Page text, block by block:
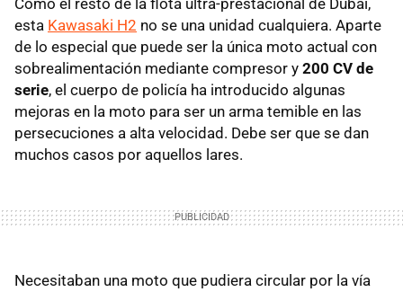
Como el resto de la flota ultra-prestacional de Dubai,
esta Kawasaki H2 no se una unidad cualquiera. Aparte
de lo especial que puede ser la única moto actual con
sobrealimentación mediante compresor y 200 CV de
serie, el cuerpo de policía ha introducido algunas
mejoras en la moto para ser un arma temible en las
persecuciones a alta velocidad. Debe ser que se dan
muchos casos por aquellos lares.
Necesitaban una moto que pudiera circular por la vía